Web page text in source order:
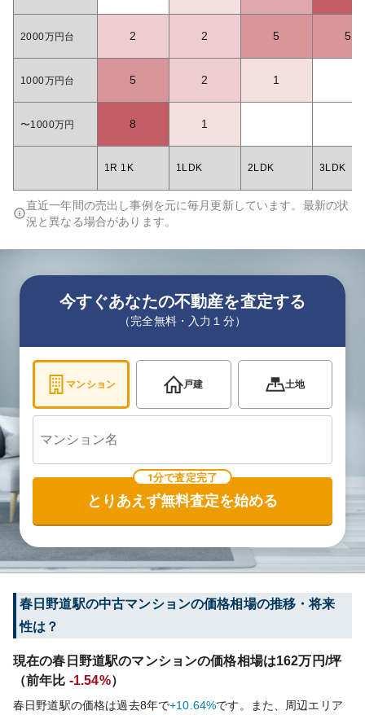
2000万円台 2 2 5 5
1000万円台 5 2 1
〜1000万円 8 1
1R 1K 1LDK 2LDK 3LDK
直近一年間の売出し事例を元に毎月更新しています。最新の状
況と異なる場合があります。
今すぐあなたの不動産を査定する
（完全無料・入力１分）
マンション 戸建 土地
1分で査定完了
とりあえず無料査定を始める
春日野道駅の中古マンションの価格相場の推移・将来
性は？
現在の春日野道駅のマンションの価格相場は162万円/坪
（前年比 -1.54%）
春日野道駅の価格は過去8年で+10.64%です。
また、周辺エリア